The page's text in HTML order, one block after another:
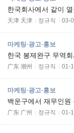
한국회사에서 같이
天津 天津 정규직 03-
마케팅·광고·홍보
한국 봉제완구 무역
广东 潮州 정규직 01-
마케팅·광고·홍보
백운구에서 재무인원
广东 广州 정규직 01-